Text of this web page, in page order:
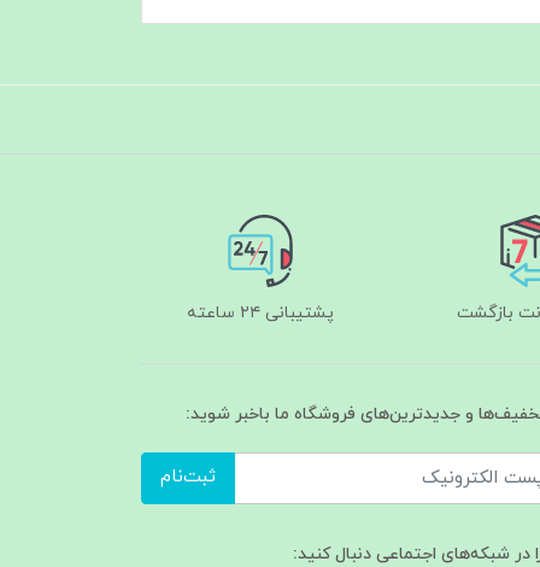
پشتیبانی ۲۴ ساعته
و جدیدترین‌های فروشگاه ما باخبر شوید:
ثبت‌نام
در شبکه‌های اجتماعی دنبال کنید: